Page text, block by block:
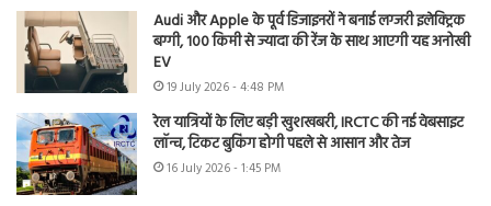
Audi और Apple के पूर्व डिजाइनरों ने बनाई लग्जरी इलेक्ट्रिक
बग्गी, 100 किमी से ज्यादा की रेंज के साथ आएगी यह अनोखी
EV
19 July 2026 - 4:48 PM
रेल यात्रियों के लिए बड़ी खुशखबरी, IRCTC की नई वेबसाइट
लॉन्च, टिकट बुकिंग होगी पहले से आसान और तेज
16 July 2026 - 1:45 PM